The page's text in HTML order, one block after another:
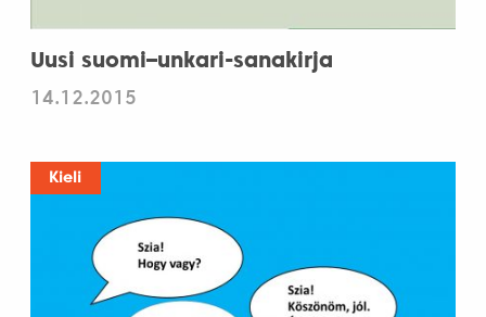
Uusi suomi–unkari-sanakirja
14.12.2015
Kieli